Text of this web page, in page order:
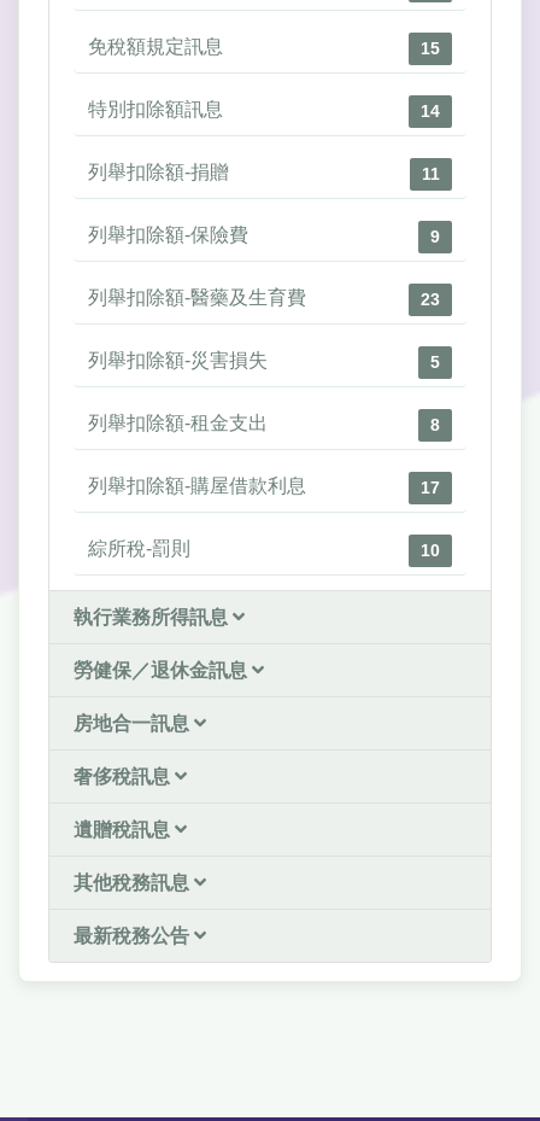
免稅額規定訊息 15
特別扣除額訊息 14
列舉扣除額-捐贈 11
列舉扣除額-保險費 9
列舉扣除額-醫藥及生育費 23
列舉扣除額-災害損失 5
列舉扣除額-租金支出 8
列舉扣除額-購屋借款利息 17
綜所稅-罰則 10
執行業務所得訊息
勞健保／退休金訊息
房地合一訊息
奢侈稅訊息
遺贈稅訊息
其他稅務訊息
最新稅務公告